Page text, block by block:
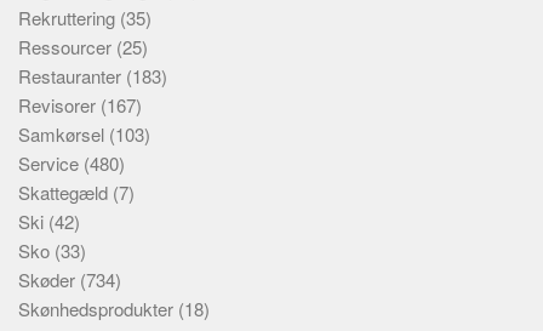
Rekruttering (35)
Ressourcer (25)
Restauranter (183)
Revisorer (167)
Samkørsel (103)
Service (480)
Skattegæld (7)
Ski (42)
Sko (33)
Skøder (734)
Skønhedsprodukter (18)